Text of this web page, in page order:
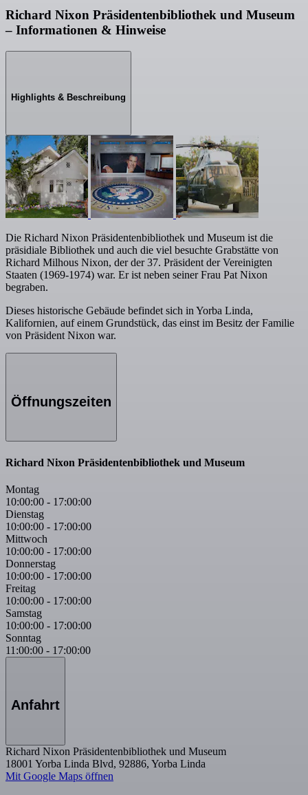
Richard Nixon Präsidentenbibliothek und Museum
– Informationen & Hinweise
Highlights & Beschreibung
Die Richard Nixon Präsidentenbibliothek und Museum ist die
präsidiale Bibliothek und auch die viel besuchte Grabstätte von
Richard Milhous Nixon, der der 37. Präsident der Vereinigten
Staaten (1969-1974) war. Er ist neben seiner Frau Pat Nixon
begraben.
Dieses historische Gebäude befindet sich in Yorba Linda,
Kalifornien, auf einem Grundstück, das einst im Besitz der Familie
von Präsident Nixon war.
Öffnungszeiten
Richard Nixon Präsidentenbibliothek und Museum
Montag
10:00:00 - 17:00:00
Dienstag
10:00:00 - 17:00:00
Mittwoch
10:00:00 - 17:00:00
Donnerstag
10:00:00 - 17:00:00
Freitag
10:00:00 - 17:00:00
Samstag
10:00:00 - 17:00:00
Sonntag
11:00:00 - 17:00:00
Anfahrt
Richard Nixon Präsidentenbibliothek und Museum
18001 Yorba Linda Blvd, 92886, Yorba Linda
Mit Google Maps öffnen